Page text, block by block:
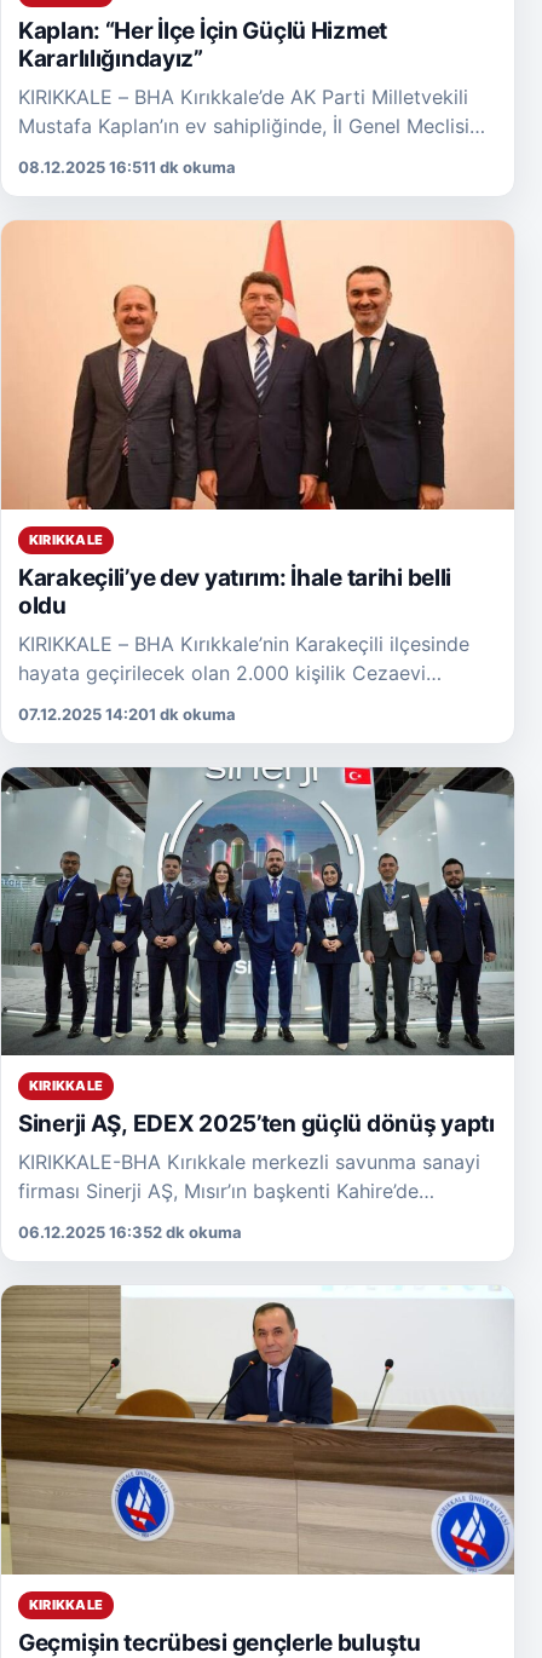
Kaplan: “Her İlçe İçin Güçlü Hizmet
Kararlılığındayız”
KIRIKKALE – BHA Kırıkkale’de AK Parti Milletvekili
Mustafa Kaplan’ın ev sahipliğinde, İl Genel Meclisi
Başkanı ve ilçe belediye başkanlarının katılımıyla
08.12.2025 16:511 dk okuma
KIRIKKALE
Karakeçili’ye dev yatırım: İhale tarihi belli
oldu
KIRIKKALE – BHA Kırıkkale’nin Karakeçili ilçesinde
hayata geçirilecek olan 2.000 kişilik Cezaevi
07.12.2025 14:201 dk okuma
KIRIKKALE
Sinerji AŞ, EDEX 2025’ten güçlü dönüş yaptı
KIRIKKALE-BHA Kırıkkale merkezli savunma sanayi
firması Sinerji AŞ, Mısır’ın başkenti Kahire’de
düzenlenen EDEX 2025 Savunma Sanayii Fuarı’ndaki
06.12.2025 16:352 dk okuma
KIRIKKALE
Geçmişin tecrübesi gençlerle buluştu